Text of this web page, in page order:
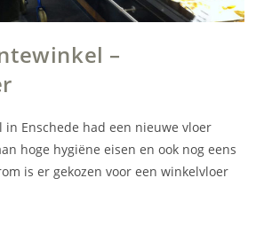
–
in Enschede had een nieuwe vloer
hoge hygiëne eisen en ook nog eens
is er gekozen voor een winkelvloer